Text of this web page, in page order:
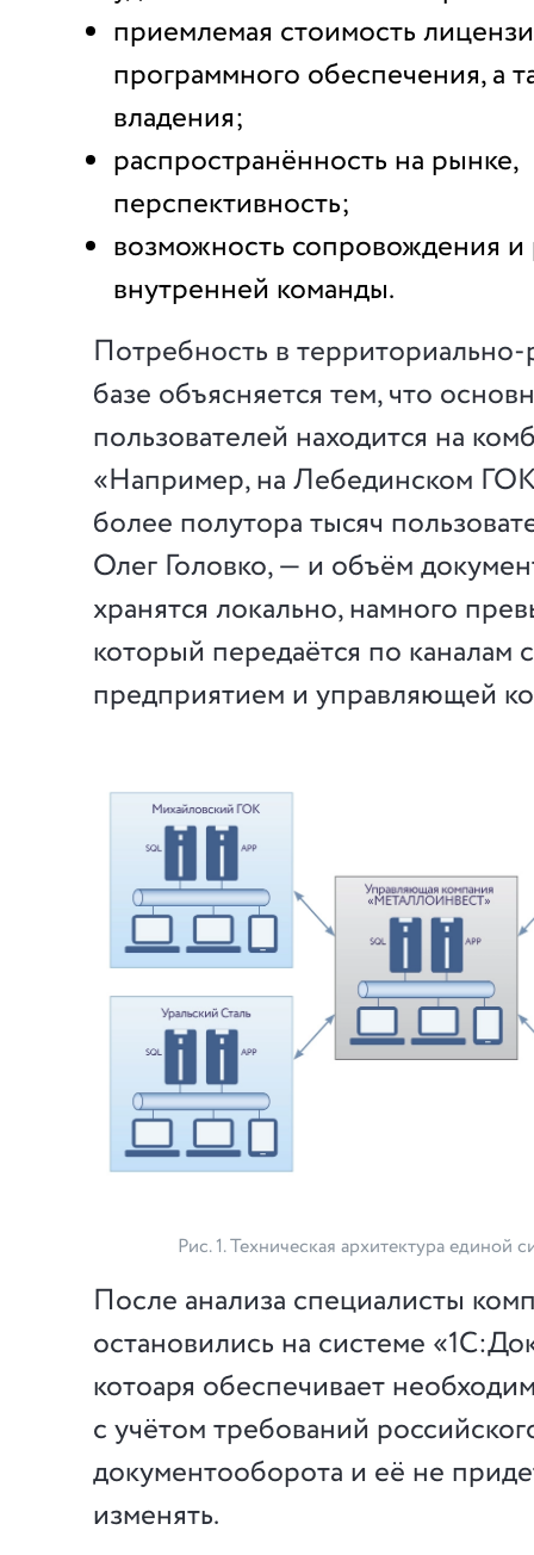
приемлемая стоимость
программного обеспечения, а
владения;
распространённость на рынке,
перспективность;
возможность сопровождения и
внутренней команды.
Потребность в
базе объясняется тем, что
пользователей находится на
«Например, на Лебединском
более полутора тысяч
Олег Головко, — и объём
хранятся локально, намного
который передаётся по каналам
предприятием и управляющей
Рис. 1. Техническая архитектура единой
После анализа специалисты
остановились на системе
котоаря обеспечивает
с учётом требований
документооборота и её не
изменять.